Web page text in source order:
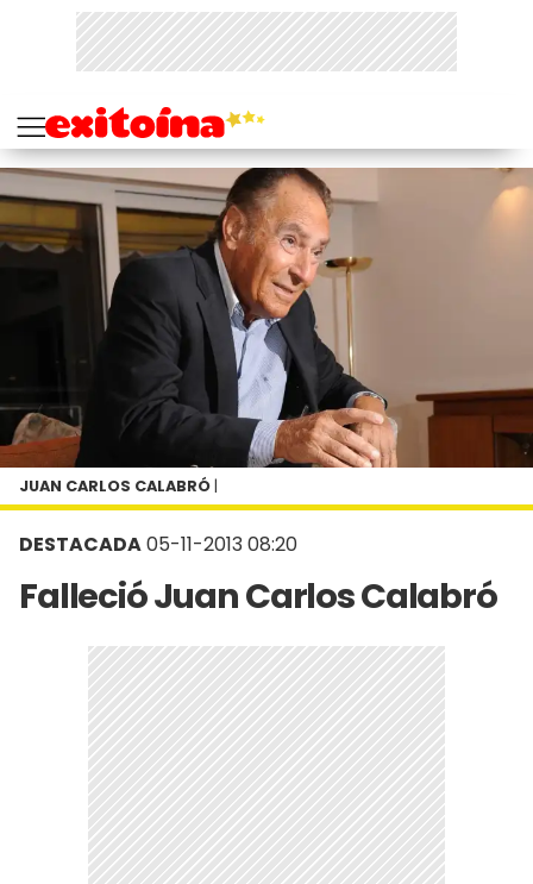
DESTACADA05-11-2013 08:20
Falleció Juan Carlos Calabró
JUAN CARLOS CALABRÓ |